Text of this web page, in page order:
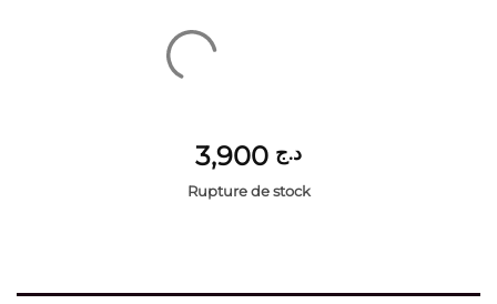
د.ج
Rupture de stock